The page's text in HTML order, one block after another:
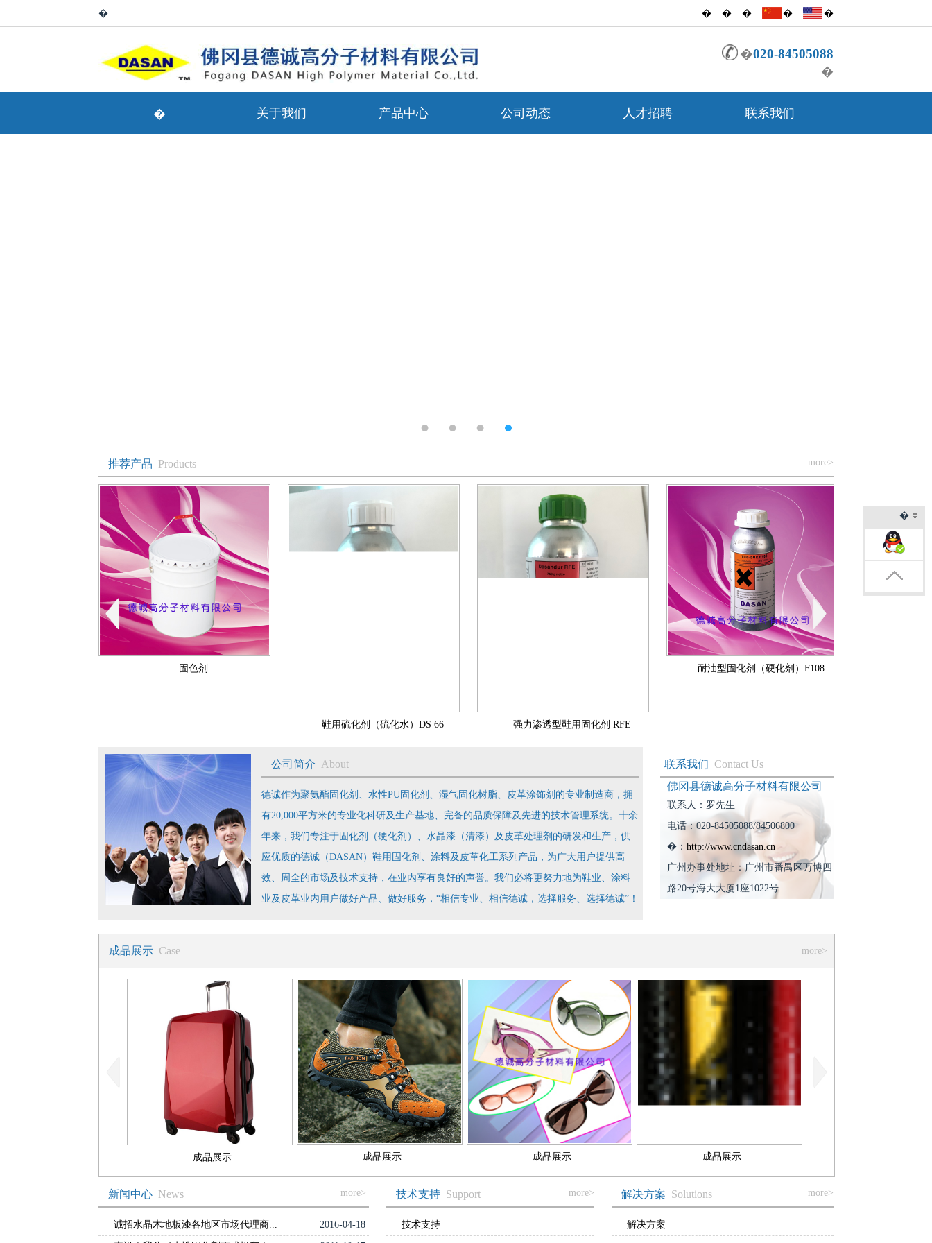
� � � � � �
�020-84505088
�
� 关于我们 产品中心 公司动态 人才招聘 联系我们
推荐产品 Products more>
固色剂
鞋用硫化剂（硫化水）DS 66 强力渗透型鞋用固化剂 RFE
耐油型固化剂（硬化剂）F108
公司简介 About
德诚作为聚氨酯固化剂、水性PU固化剂、湿气固化树脂、皮革涂饰剂的专业制造商，拥
有20,000平方米的专业化科研及生产基地、完备的品质保障及先进的技术管理系统。十余
年来，我们专注于固化剂（硬化剂）、水晶漆（清漆）及皮革处理剂的研发和生产，供
应优质的德诚（DASAN）鞋用固化剂、涂料及皮革化工系列产品，为广大用户提供高
效、周全的市场及技术支持，在业内享有良好的声誉。我们必将更努力地为鞋业、涂料
业及皮革业内用户做好产品、做好服务，“相信专业、相信德诚，选择服务、选择德诚”！
联系我们 Contact Us
佛冈县德诚高分子材料有限公司
联系人：罗先生
电话：020-84505088/84506800
�： http://www.cndasan.cn
广州办事处地址：广州市番禺区万博四
路20号海大大厦1座1022号
成品展示 Case more>
成品展示 成品展示 成品展示 成品展示
新闻中心 News more>
诚招水晶木地板漆各地区市场代理商... 2016-04-18
技术支持 Support more>
技术支持
解决方案 Solutions more>
解决方案
�